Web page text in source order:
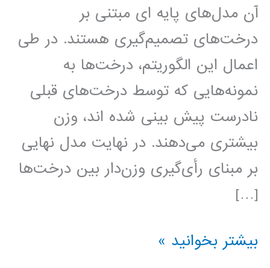
آن مدل‌های پایه ای مبتنی بر
درخت‌های تصمیم‌گیری هستند. در طی
اعمال این الگوریتم، درخت‌ها به
نمونه‌هایی که توسط درخت‌های قبلی
نادرست پیش بینی شده اند، وزن
بیشتری می‌دهند. در نهایت مدل نهایی
بر مبنای رأی‌گیری وزن‌دار بین درخت‌ها
[…]
درخت
بیشتر بخوانید »